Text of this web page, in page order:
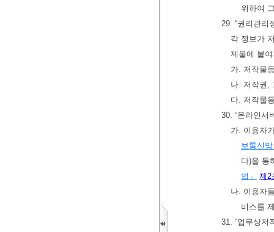
위하여
29. “권리관리
각 정보가
제물에 붙
가. 저작물
나. 저작권,
다. 저작물
30. “온라인서
가. 이용자
보통신
다)을 통
법」
제2
나. 이용자
비스를
31. “업무상저